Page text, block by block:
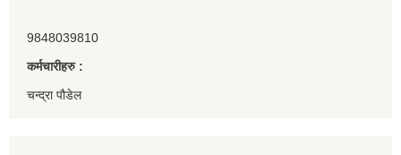
9848039810
कर्मचारीहरु :
चन्द्रा पौडेल